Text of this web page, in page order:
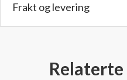
antall
Frakt og levering